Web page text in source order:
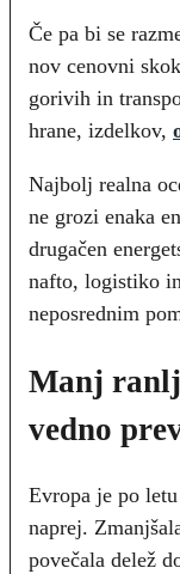
Če pa bi se
nov cenovni
gorivih in
hrane, izdelkov,
Najbolj realna
ne grozi enaka
drugačen
nafto, logistiko
neposrednim
Manj
vedno
Evropa je po
naprej.
povečala delež